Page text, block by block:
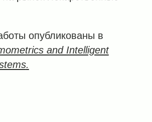
опубликованы в
and Intelligent
.